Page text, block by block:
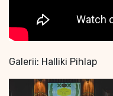
Galerii: Halliki Pihlap